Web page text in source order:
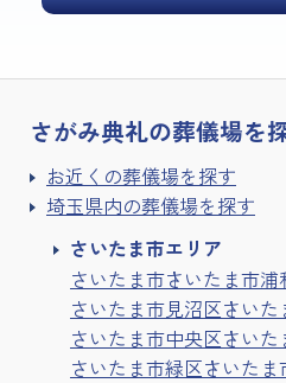
さがみ典礼の葬儀場を
お近くの葬儀場を探す
埼玉県内の葬儀場を探す
さいたま市エリア
さいたま市さいたま市浦
さいたま市見沼区さいた
さいたま市中央区さいた
さいたま市緑区さいたま